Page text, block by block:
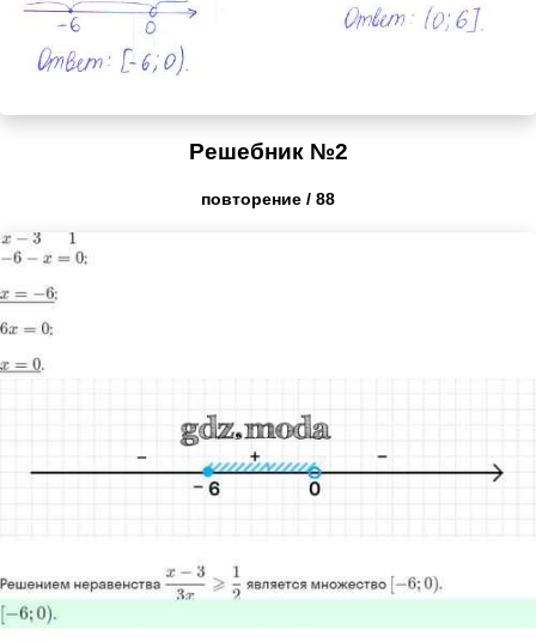
Решебник №2
повторение / 88